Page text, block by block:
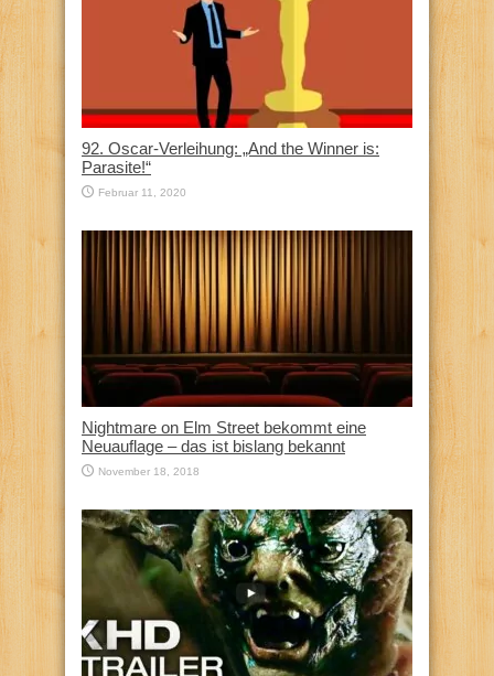
92. Oscar-Verleihung: „And the Winner is:
Parasite!“
Februar 11, 2020
Nightmare on Elm Street bekommt eine
Neuauflage – das ist bislang bekannt
November 18, 2018